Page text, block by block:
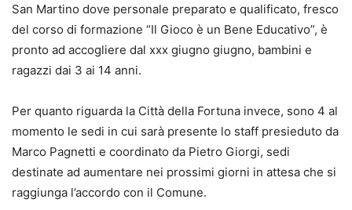
San Martino dove personale preparato e qualificato, fresco
del corso di formazione “Il Gioco è un Bene Educativo”, è
pronto ad accogliere dal xxx giugno giugno, bambini e
ragazzi dai 3 ai 14 anni.
Per quanto riguarda la Città della Fortuna invece, sono 4 al
momento le sedi in cui sarà presente lo staff presieduto da
Marco Pagnetti e coordinato da Pietro Giorgi, sedi
destinate ad aumentare nei prossimi giorni in attesa che si
raggiunga l’accordo con il Comune.